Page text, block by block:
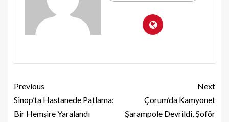
Previous
Sinop’ta Hastanede Patlama:
Bir Hemşire Yaralandı
Next
Çorum’da Kamyonet
Şarampole Devrildi, Şoför